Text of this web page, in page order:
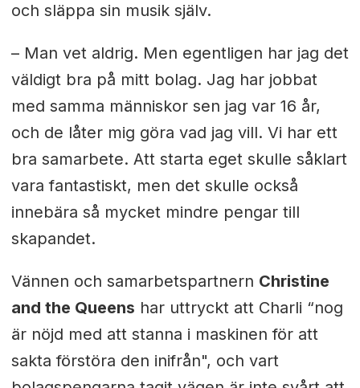
och släppa sin musik själv.
– Man vet aldrig. Men egentligen har jag det
väldigt bra på mitt bolag. Jag har jobbat
med samma människor sen jag var 16 år,
och de låter mig göra vad jag vill. Vi har ett
bra samarbete. Att starta eget skulle såklart
vara fantastiskt, men det skulle också
innebära så mycket mindre pengar till
skapandet.
Vännen och samarbetspartnern Christine
and the Queens har uttryckt att Charli “nog
är nöjd med att stanna i maskinen för att
sakta förstöra den inifrån", och vart